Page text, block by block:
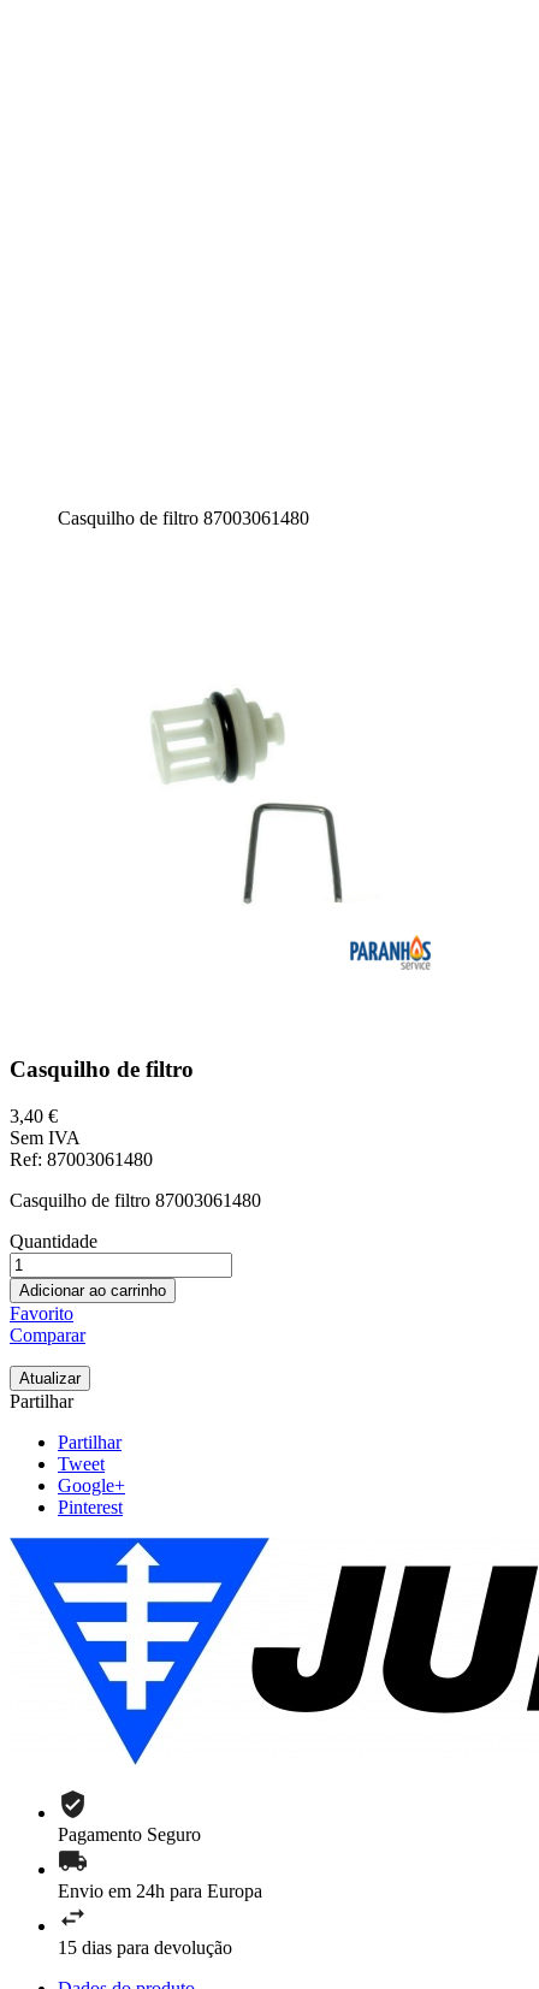
Casquilho de filtro 87003061480
Casquilho de filtro
3,40 €
Sem IVA
Ref: 87003061480
Casquilho de filtro 87003061480
Quantidade
Adicionar ao carrinho
Favorito
Comparar
Partilhar
Partilhar
Tweet
Google+
Pinterest
Pagamento Seguro
Envio em 24h para Europa
15 dias para devolução